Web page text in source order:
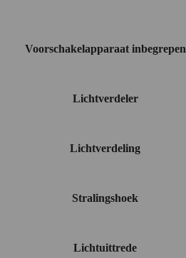
Voorschakelapparaat inbegrepen
Lichtverdeler
Lichtverdeling
Stralingshoek
Lichtuittrede